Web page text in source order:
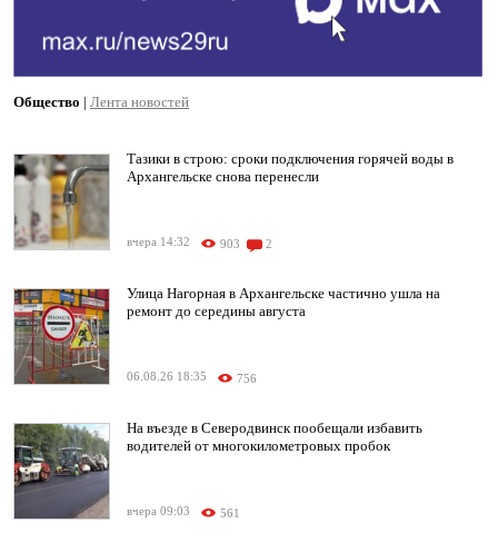
Общество | Лента новостей
Тазики в строю: сроки подключения горячей воды в
Архангельске снова перенесли
вчера 14:32 903 2
Улица Нагорная в Архангельске частично ушла на
ремонт до середины августа
06.08.26 18:35 756
На въезде в Северодвинск пообещали избавить
водителей от многокилометровых пробок
вчера 09:03 561